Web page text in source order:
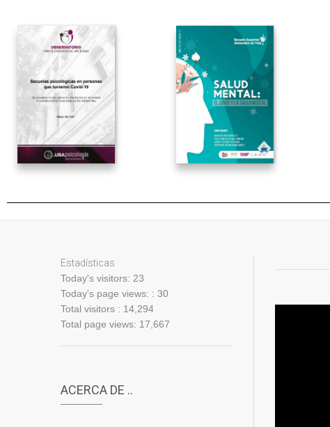
Estadísticas
Today's visitors: 23
Today's page views: : 30
Total visitors : 14,294
Total page views: 17,667
ACERCA DE ..